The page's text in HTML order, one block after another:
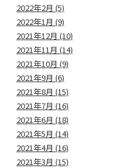
2022年2月 (5)
2022年1月 (9)
2021年12月 (10)
2021年11月 (14)
2021年10月 (9)
2021年9月 (6)
2021年8月 (15)
2021年7月 (16)
2021年6月 (18)
2021年5月 (14)
2021年4月 (16)
2021年3月 (15)